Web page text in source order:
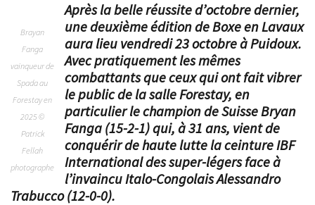
Brayan
Fanga
vainqueur de
Spada au
Forestay en
2025 ©
Patrick
Fellah
photographe
Après la belle réussite d’octobre dernier,
une deuxième édition de Boxe en Lavaux
aura lieu vendredi 23 octobre à Puidoux.
Avec pratiquement les mêmes
combattants que ceux qui ont fait vibrer
le public de la salle Forestay, en
particulier le champion de Suisse Bryan
Fanga (15-2-1) qui, à 31 ans, vient de
conquérir de haute lutte la ceinture IBF
International des super-légers face à
l’invaincu Italo-Congolais Alessandro
Trabucco (12-0-0).